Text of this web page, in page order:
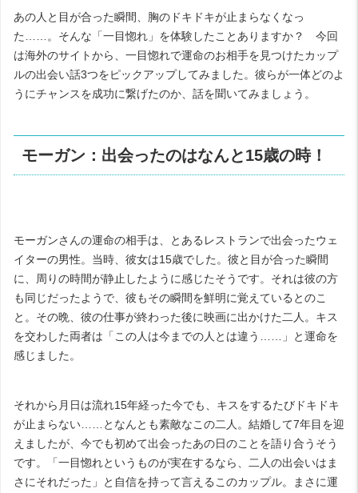
あの人と目が合った瞬間、胸のドキドキが止まらなくなっ
た……。そんな「一目惚れ」を体験したことありますか？ 今回
は海外のサイトから、一目惚れで運命のお相手を見つけたカップ
ルの出会い話3つをピックアップしてみました。彼らが一体どのよ
うにチャンスを成功に繋げたのか、話を聞いてみましょう。
モーガン：出会ったのはなんと15歳の時！
モーガンさんの運命の相手は、とあるレストランで出会ったウェ
イターの男性。当時、彼女は15歳でした。彼と目が合った瞬間
に、周りの時間が静止したように感じたそうです。それは彼の方
も同じだったようで、彼もその瞬間を鮮明に覚えているとのこ
と。その晩、彼の仕事が終わった後に映画に出かけた二人。キス
を交わした両者は「この人は今までの人とは違う……」と運命を
感じました。
それから月日は流れ15年経った今でも、キスをするたびドキドキ
が止まらない……となんとも素敵なこの二人。結婚して7年目を迎
えましたが、今でも初めて出会ったあの日のことを語り合うそう
です。「一目惚れというものが実在するなら、二人の出会いはま
さにそれだった」と自信を持って言えるこのカップル。まさに運